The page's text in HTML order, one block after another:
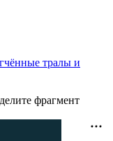
тралы и
фрагмент